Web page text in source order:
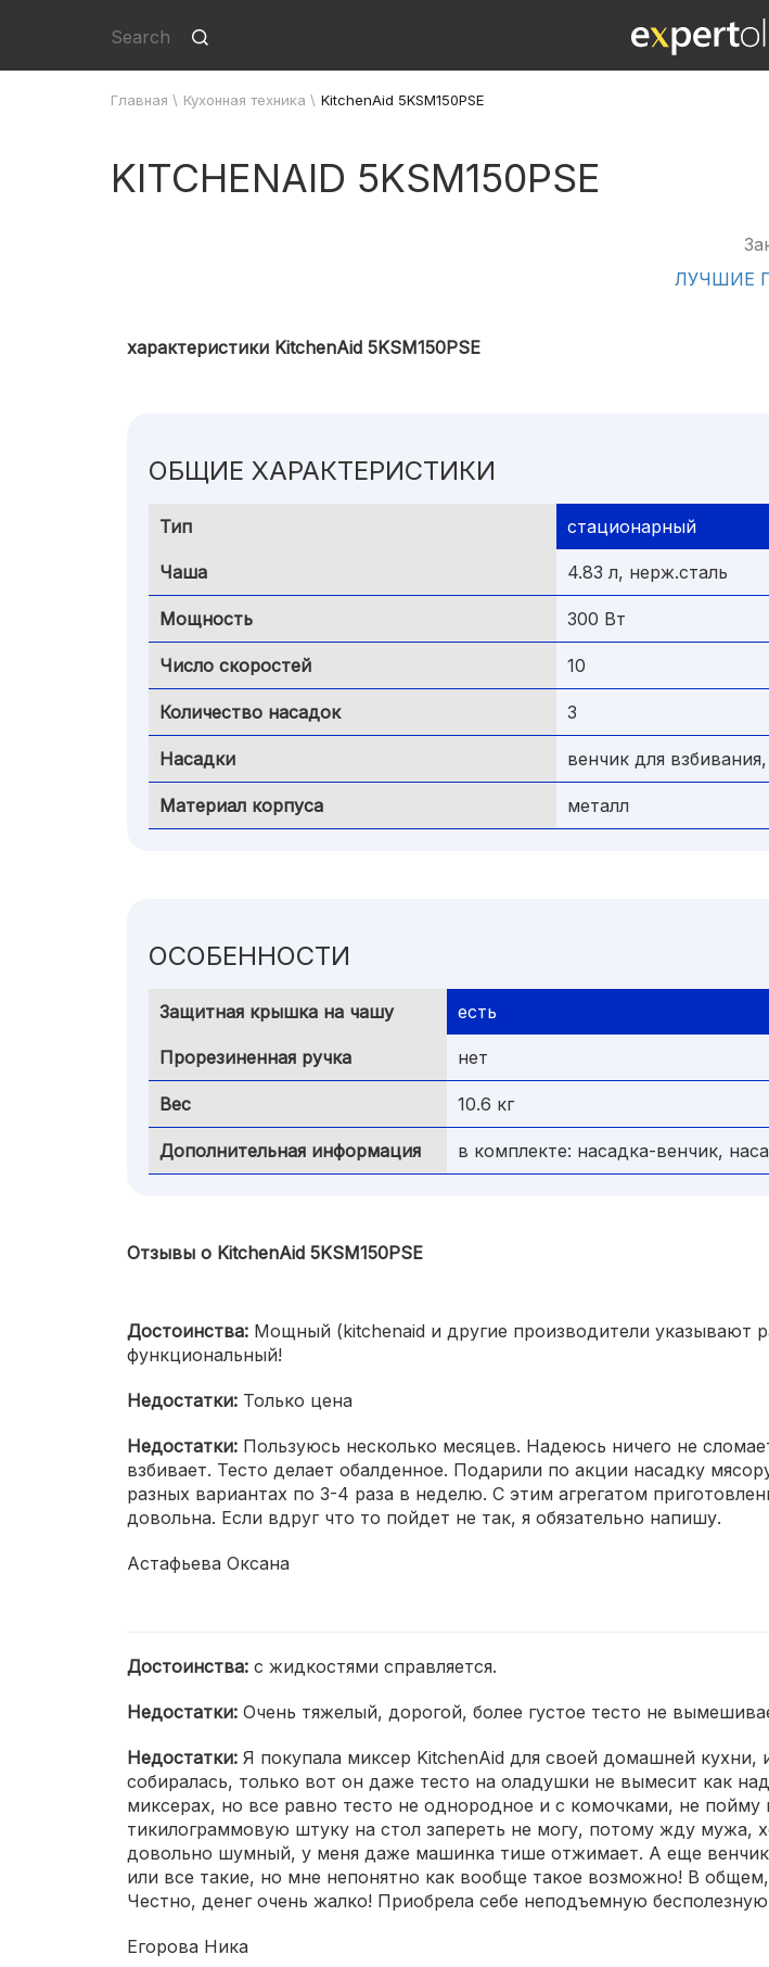
Главная \ Кухонная техника \ KitchenAid 5KSM150PSE
KITCHENAID 5KSM150PSE
ЛУЧШИЕ
характеристики KitchenAid 5KSM150PSE
ОБЩИЕ ХАРАКТЕРИСТИКИ
Тип стационарный
Чаша 4.83 л, нерж.сталь
Мощность 300 Вт
Число скоростей 10
Количество насадок 3
Насадки венчик для
Материал корпуса металл
ОСОБЕННОСТИ
Защитная крышка на чашу есть
Прорезиненная ручка нет
Вес 10.6 кг
Дополнительная информация в комплекте: насадка-венчик,
Отзывы о KitchenAid 5KSM150PSE
Достоинства: Мощный (kitchenaid и другие производители указывают
функциональный!
Недостатки: Только цена
Недостатки: Пользуюсь несколько месяцев. Надеюсь ничего не
взбивает. Тесто делает обалденное. Подарили по акции насадку
разных вариантах по 3-4 раза в неделю. С этим агрегатом
довольна. Если вдруг что то пойдет не так, я обязательно напишу.
Астафьева Оксана
Достоинства: с жидкостями справляется.
Недостатки: Очень тяжелый, дорогой, более густое тесто не
Недостатки: Я покупала миксер KitchenAid для своей домашней
собиралась, только вот он даже тесто на оладушки не вымесит как
миксерах, но все равно тесто не однородное и с комочками, не
тикилограммовую штуку на стол запереть не могу, потому жду мужа,
довольно шумный, у меня даже машинка тише отжимает. А еще венчик
или все такие, но мне непонятно как вообще такое возможно! В
Честно, денег очень жалко! Приобрела себе неподъемную
Егорова Ника